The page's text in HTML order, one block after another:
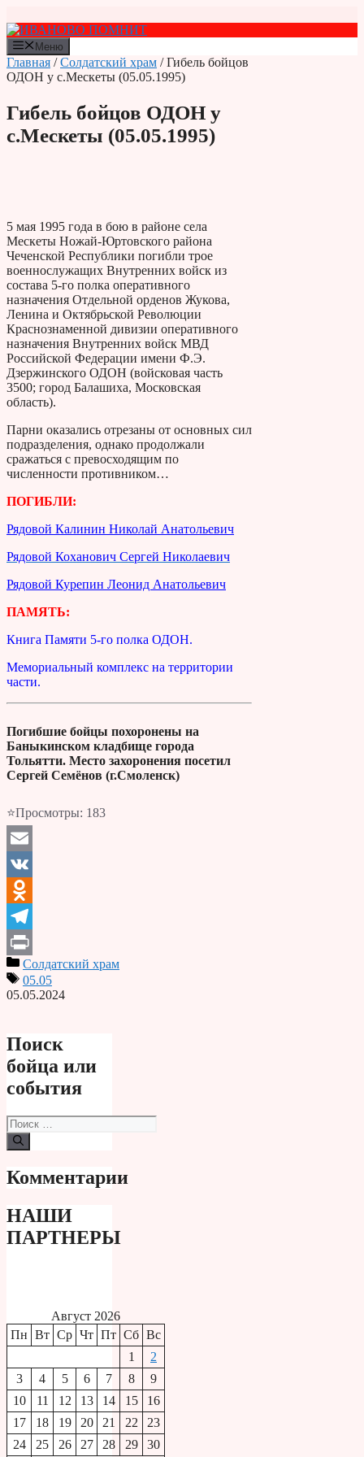
к
содержимому
Меню
Главная /Солдатский храм / Гибель бойцов
ОДОН у с.Мескеты (05.05.1995)
Гибель бойцов ОДОН у
с.Мескеты (05.05.1995)
5 мая 1995 года в бою в районе села
Мескеты Ножай-Юртовского района
Чеченской Республики погибли трое
военнослужащих Внутренних войск из
состава 5-го полка оперативного
назначения Отдельной орденов Жукова,
Ленина и Октябрьской Революции
Краснознаменной дивизии оперативного
назначения Внутренних войск МВД
Российской Федерации имени Ф.Э.
Дзержинского ОДОН (войсковая часть
3500; город Балашиха, Московская
область).
Парни оказались отрезаны от основных сил
подразделения, однако продолжа­ли
сражаться с превосходящим по
численности про­тивником…
ПОГИБЛИ:
Рядовой Калинин Николай Анатольевич
Рядовой Коханович Сергей Николаевич
Рядовой Курепин Леонид Анатольевич
ПАМЯТЬ:
Книга Памяти 5-го полка ОДОН.
Мемориальный комплекс на территории
части.
Погибшие бойцы похоронены на
Баныкинском кладбище города
Тольятти. Место захоронения посетил
Сергей Семёнов (г.Смоленск)
⭐Просмотры: 183
Email
VK
Odnoklassniki
Telegram
PrintСолдатский храм
05.05
05.05.2024
Поиск
бойца или
события
Поиск:
Комментарии
НАШИ
ПАРТНЕРЫ
Август 2026
Пн Вт Ср Чт Пт Сб Вс
1
2
3
4 5 6 7 8
9
10
11 12 13 14 15
16
17
18 19 20 21 22
23
24
25 26 27 28 29 30